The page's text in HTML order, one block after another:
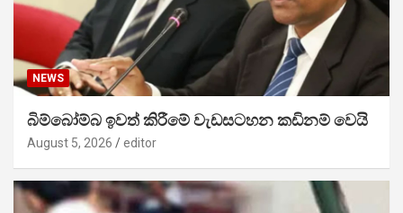
NEWS
බිම්බෝම්බ ඉවත් කිරීමේ වැඩසටහන කඩිනම් වෙයි
August 5, 2026 editor